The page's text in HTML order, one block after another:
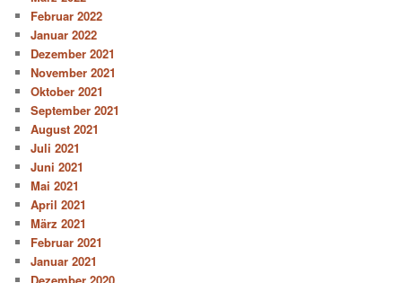
Februar 2022
Januar 2022
Dezember 2021
November 2021
Oktober 2021
September 2021
August 2021
Juli 2021
Juni 2021
Mai 2021
April 2021
März 2021
Februar 2021
Januar 2021